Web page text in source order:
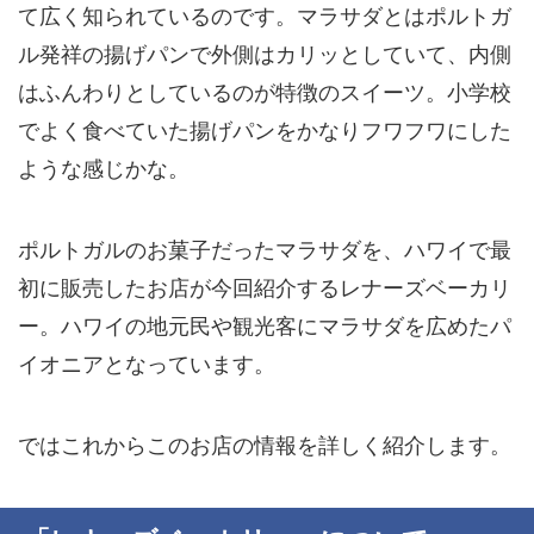
て広く知られているのです。マラサダとはポルトガ
ル発祥の揚げパンで外側はカリッとしていて、内側
はふんわりとしているのが特徴のスイーツ。小学校
でよく食べていた揚げパンをかなりフワフワにした
ような感じかな。
ポルトガルのお菓子だったマラサダを、ハワイで最
初に販売したお店が今回紹介するレナーズベーカリ
ー。ハワイの地元民や観光客にマラサダを広めたパ
イオニアとなっています。
ではこれからこのお店の情報を詳しく紹介します。